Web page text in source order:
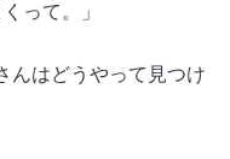
って。」
んはどうやって見つけ